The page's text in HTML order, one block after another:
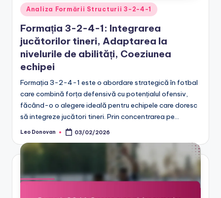
Posted
in
Analiza Formării Structurii 3-2-4-1
Formația 3-2-4-1: Integrarea
jucătorilor tineri, Adaptarea la
nivelurile de abilități, Coeziunea
echipei
Formația 3-2-4-1 este o abordare strategică în fotbal
care combină forța defensivă cu potențialul ofensiv,
făcând-o o alegere ideală pentru echipele care doresc
să integreze jucători tineri. Prin concentrarea pe…
Posted
Leo Donovan 03/02/2026